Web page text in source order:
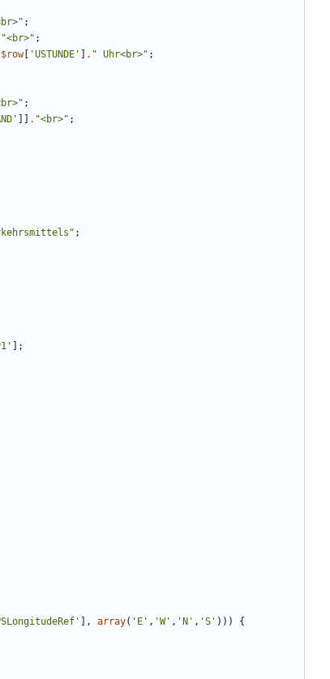
" ;
"<br>" ;
$row[ 'USTUNDE' . " Uhr<br>" ;
" ;
. "<br>" ;
" ;
];
], array( 'E' , 'W' , 'N' , 'S' ))) {